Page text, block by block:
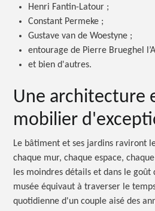
Henri Fantin-Latour ;
Constant Permeke ;
Gustave van de Woestyne ;
entourage de Pierre Brueghel
et bien d'autres.
Une architecture
mobilier
Le bâtiment et ses jardins raviront
chaque mur, chaque espace,
les moindres détails et dans le
musée équivaut à traverser le
quotidienne d'un couple aisé des